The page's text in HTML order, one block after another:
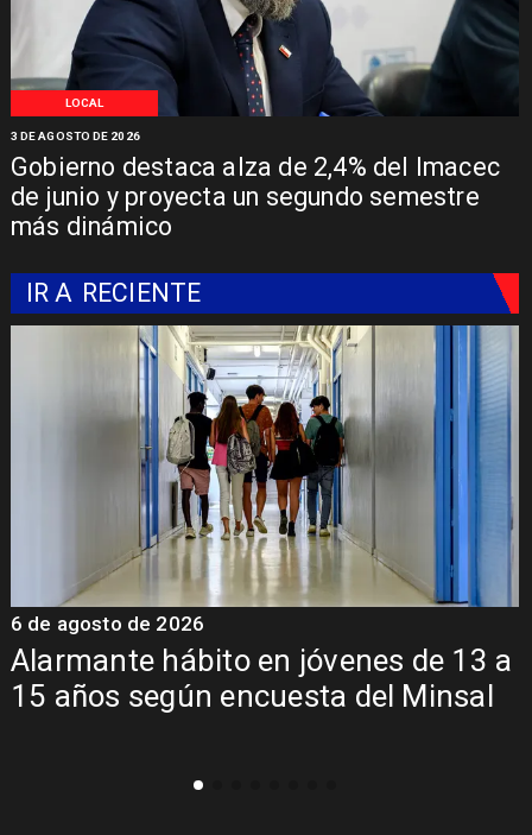
LOCAL
Gobierno destaca alza de 2,4% del Imacec
de junio y proyecta un segundo semestre
más dinámico
3 DE AGOSTO DE 2026
IR A RECIENTE
a Aprueban creación del Parque
Sebastián Piñera con inversión
6 de agosto de 2026